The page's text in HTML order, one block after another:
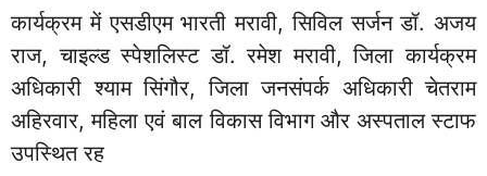
कार्यक्रम में एसडीएम भारती मरावी, सिविल सर्जन डॉ. अजय
राज, चाइल्ड स्पेशलिस्ट डॉ. रमेश मरावी, जिला कार्यक्रम
अधिकारी श्याम सिंगौर, जिला जनसंपर्क अधिकारी चेतराम
अहिरवार, महिला एवं बाल विकास विभाग और अस्पताल स्टाफ
उपस्थित रह